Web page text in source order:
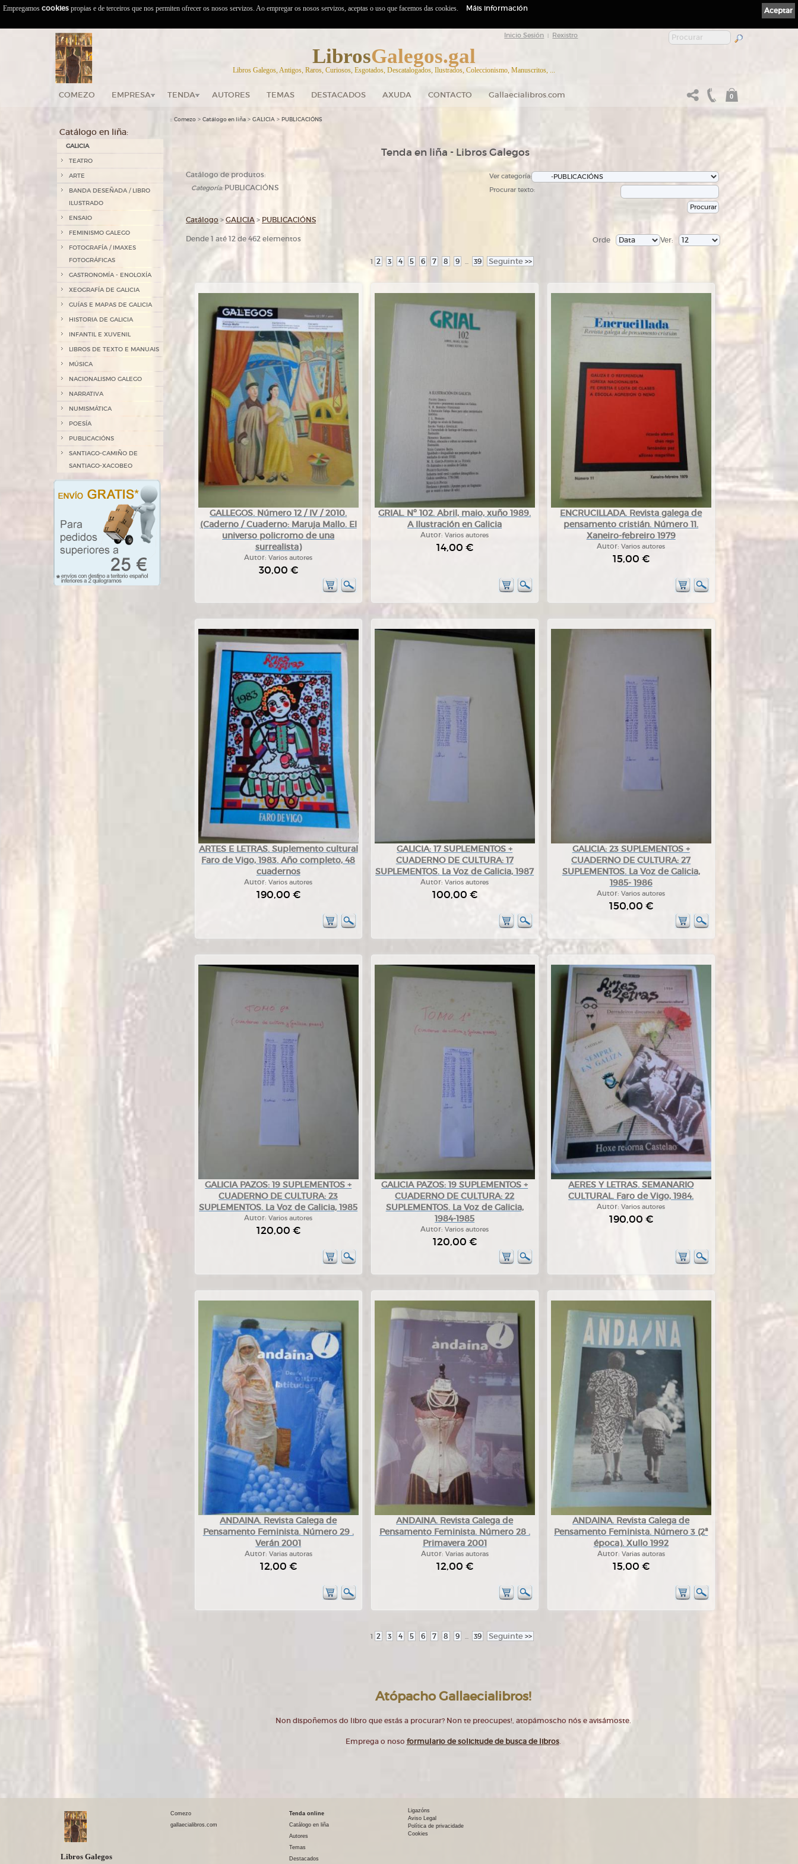
Inicio Sesión Rexistro
LibrosGalegos.gal
Libros Galegos, Antigos, Raros, Curiosos, Esgotados, Descatalogados, Ilustrados, Coleccionismo, Manuscritos, ...
COMEZO EMPRESA TENDA AUTORES TEMAS DESTACADOS AXUDA CONTACTO Gallaecialibros.com 0
Catálogo en liña:
GALICIA
TEATRO
ARTE
BANDA DESEÑADA / LIBRO
ILUSTRADO
ENSAIO
FEMINISMO GALEGO
FOTOGRAFÍA / IMAXES
FOTOGRÁFICAS
GASTRONOMÍA - ENOLOXÍA
XEOGRAFÍA DE GALICIA
GUÍAS E MAPAS DE GALICIA
HISTORIA DE GALICIA
INFANTIL E XUVENIL
LIBROS DE TEXTO E MANUAIS
MÚSICA
NACIONALISMO GALEGO
NARRATIVA
NUMISMÁTICA
POESÍA
PUBLICACIÓNS
SANTIAGO-CAMIÑO DE
SANTIAGO-XACOBEO
:: Comezo > Catálogo en liña > GALICIA > PUBLICACIÓNS
Tenda en liña - Libros Galegos
Catálogo de produtos:
Categoría:PUBLICACIÓNS
Ver categoría:
Procurar texto:
Catálogo > GALICIA > PUBLICACIÓNS
Dende 1 até 12 de 462 elementos Ver:
Orde
1 2 3 4 5 6 7 8 9 ... 39 Seguinte >>
GALLEGOS. Número 12 / IV / 2010.
(Caderno / Cuaderno: Maruja Mallo. El
universo policromo de una
surrealista)
Autor:Varios autores
30,00 €
GRIAL. Nº 102. Abril, maio, xuño 1989.
A Ilustración en Galicia
Autor:Varios autores
14,00 €
ENCRUCILLADA. Revista galega de
pensamento cristián. Número 11.
Xaneiro-febreiro 1979
Autor:Varios autores
15,00 €
ARTES E LETRAS. Suplemento cultural
Faro de Vigo, 1983. Año completo, 48
cuadernos
Autor:Varios autores
190,00 €
GALICIA: 17 SUPLEMENTOS +
CUADERNO DE CULTURA: 17
SUPLEMENTOS. La Voz de Galicia, 1987
Autor:Varios autores
100,00 €
GALICIA: 23 SUPLEMENTOS +
CUADERNO DE CULTURA: 27
SUPLEMENTOS. La Voz de Galicia,
1985- 1986
Autor:Varios autores
150,00 €
GALICIA PAZOS: 19 SUPLEMENTOS +
CUADERNO DE CULTURA: 23
SUPLEMENTOS. La Voz de Galicia, 1985
Autor:Varios autores
120,00 €
GALICIA PAZOS: 19 SUPLEMENTOS +
CUADERNO DE CULTURA: 22
SUPLEMENTOS. La Voz de Galicia,
1984-1985
Autor:Varios autores
120,00 €
AERES Y LETRAS. SEMANARIO
CULTURAL. Faro de Vigo, 1984.
Autor:Varios autores
190,00 €
ANDAINA. Revista Galega de
Pensamento Feminista. Número 29 .
Verán 2001
Autor: Varias autoras
12,00 €
ANDAINA. Revista Galega de
Pensamento Feminista. Número 28 .
Primavera 2001
Autor: Varias autoras
12,00 €
ANDAINA. Revista Galega de
Pensamento Feminista. Número 3 (2ª
época). Xullo 1992
Autor: Varias autoras
15,00 €
1 2 3 4 5 6 7 8 9 ... 39 Seguinte >>
Atópacho Gallaecialibros!
Non dispoñemos do libro que estás a procurar? Non te preocupes!, atopámoscho nós e avisámoste.
Emprega o noso formulario de solicitude de busca de libros.
Libros Galegos
Comezo
gallaecialibros.com
Tenda online
Catálogo en liña
Autores
Temas
Destacados
Ligazóns
Aviso Legal
Política de privacidade
Cookies
Aceptar
Empregamos cookies propias e de terceiros que nos permiten ofrecer os nosos servizos. Ao empregar os nosos servizos, aceptas o uso que facemos das cookies. Máis información